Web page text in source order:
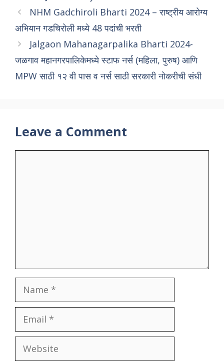
NHM Gadchiroli Bharti 2024 – राष्ट्रीय आरोग्य
अभियान गडचिरोली मध्ये 48 पदांची भरती
Jalgaon Mahanagarpalika Bharti 2024-
जळगाव महानगरपालिकेमध्ये स्टाफ नर्स (महिला, पुरुष) आणि
MPW साठी १२ वी पास व नर्स साठी सरकारी नोकरीची संधी
Leave a Comment
Name
Email
Website